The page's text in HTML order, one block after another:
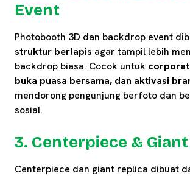
Event
Photobooth 3D dan backdrop event
struktur berlapis agar tampil lebih
backdrop biasa. Cocok untuk
buka puasa bersama, dan aktivasi
mendorong pengunjung berfoto dan
sosial.
3. Centerpiece &
Centerpiece dan giant replica dibuat